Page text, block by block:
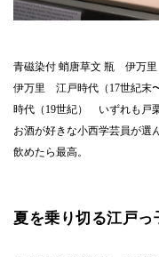
青磁染付 蛸唐草文 瓶 伊万
伊万里 江戸時代（17世紀末
時代（19世紀） いずれも戸
お酒が好きな小西学芸員が選
飲めたら最高。
夏を乗り切る江戸っ